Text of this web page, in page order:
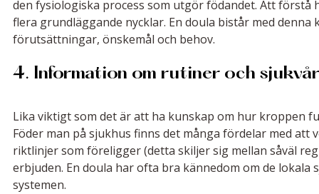
den fysiologiska process som utgör födandet. Att
flera grundläggande nycklar. En doula bistår med
förutsättningar, önskemål och behov.
4. Information om rutiner och
Lika viktigt som det är att ha kunskap om hur kroppen
Föder man på sjukhus finns det många fördelar med
riktlinjer som föreligger (detta skiljer sig mellan såväl
erbjuden. En doula har ofta bra kännedom om de
systemen.